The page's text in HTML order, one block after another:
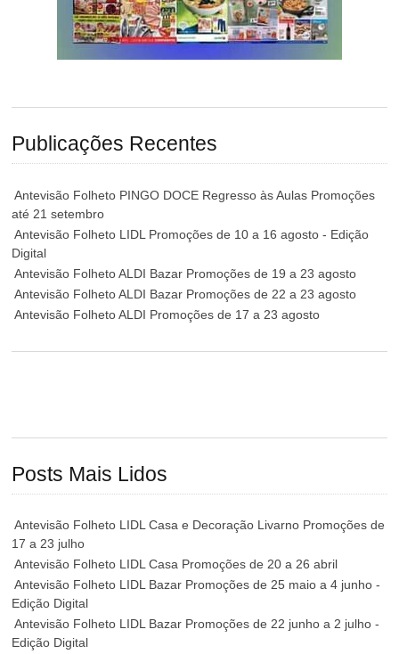
Publicações Recentes
Antevisão Folheto PINGO DOCE Regresso às Aulas Promoções
até 21 setembro
Antevisão Folheto LIDL Promoções de 10 a 16 agosto - Edição
Digital
Antevisão Folheto ALDI Bazar Promoções de 19 a 23 agosto
Antevisão Folheto ALDI Bazar Promoções de 22 a 23 agosto
Antevisão Folheto ALDI Promoções de 17 a 23 agosto
Posts Mais Lidos
Antevisão Folheto LIDL Casa e Decoração Livarno Promoções de
17 a 23 julho
Antevisão Folheto LIDL Casa Promoções de 20 a 26 abril
Antevisão Folheto LIDL Bazar Promoções de 25 maio a 4 junho -
Edição Digital
Antevisão Folheto LIDL Bazar Promoções de 22 junho a 2 julho -
Edição Digital